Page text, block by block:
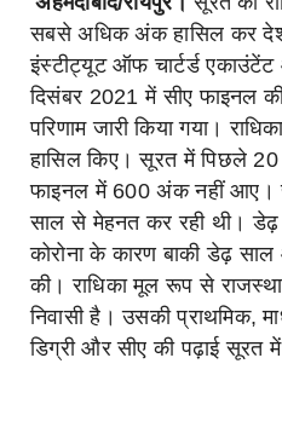
सबसे अधिक अंक हासिल कर
इंस्टीट्यूट ऑफ चार्टर्ड
दिसंबर 2021 में सीए फाइनल की
परिणाम जारी किया गया।
हासिल किए। सूरत में पिछले 20
फाइनल में 600 अंक नहीं आए।
साल से मेहनत कर रही थी।
कोरोना के कारण बाकी डेढ़
की। राधिका मूल रूप से
निवासी है। उसकी प्राथमिक,
डिग्री और सीए की पढ़ाई सूरत